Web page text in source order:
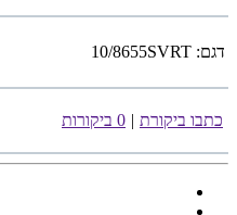
דגם: 10/8655SVRT
כתבו ביקורת | 0 ביקורות